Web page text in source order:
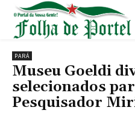
PARÁ
Museu Goeldi
selecionados
Pesquisador